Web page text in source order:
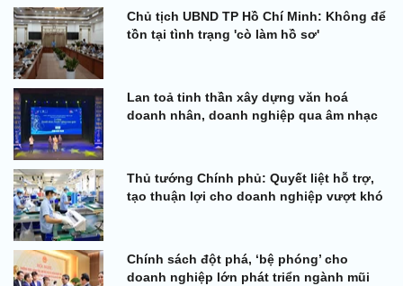
Chủ tịch UBND TP Hồ Chí Minh: Không để
tồn tại tình trạng 'cò làm hồ sơ'
Lan toả tinh thần xây dựng văn hoá
doanh nhân, doanh nghiệp qua âm nhạc
Thủ tướng Chính phủ: Quyết liệt hỗ trợ,
tạo thuận lợi cho doanh nghiệp vượt khó
Chính sách đột phá, ‘bệ phóng’ cho
doanh nghiệp lớn phát triển ngành mũi